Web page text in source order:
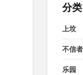
分类
上坟
不信者
乐园